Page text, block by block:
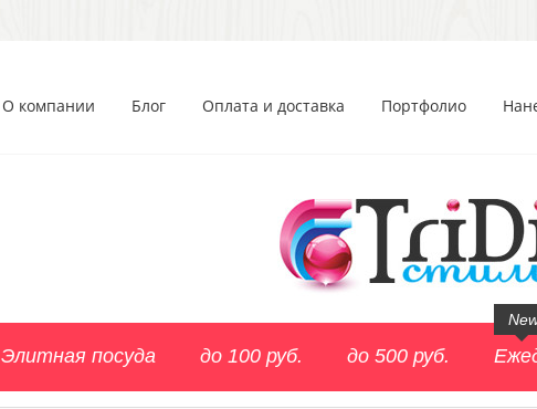
О компании Блог Оплата и доставка Портфолио
Элитная посуда до 100 руб. до 500 руб.